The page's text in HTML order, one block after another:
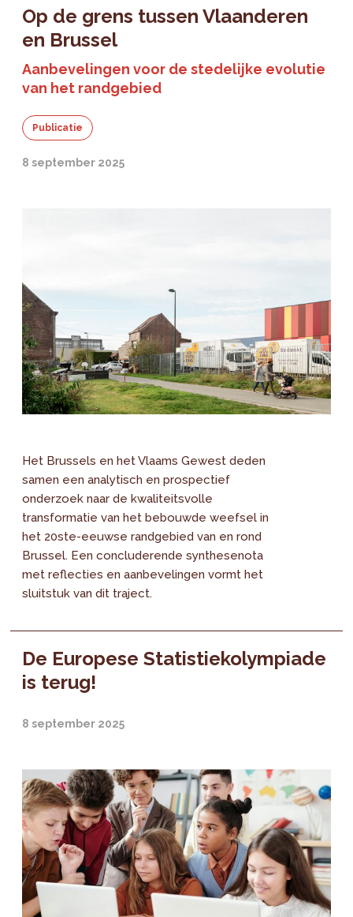
Op de grens tussen Vlaanderen
en Brussel
Aanbevelingen voor de stedelijke evolutie
van het randgebied
Publicatie
8 september 2025
Het Brussels en het Vlaams Gewest deden
samen een analytisch en prospectief
onderzoek naar de kwaliteitsvolle
transformatie van het bebouwde weefsel in
het 20ste-eeuwse randgebied van en rond
Brussel. Een concluderende synthesenota
met reflecties en aanbevelingen vormt het
sluitstuk van dit traject.
De Europese Statistiekolympiade
is terug!
8 september 2025